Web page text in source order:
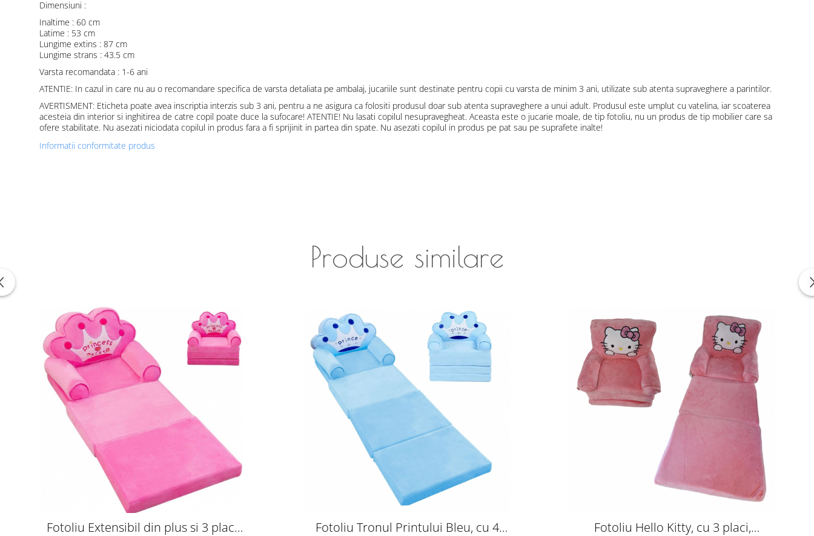
Dimensiuni :
Inaltime : 60 cm
Latime : 53 cm
Lungime extins : 87 cm
Lungime strans : 43.5 cm
Varsta recomandata : 1-6 ani
ATENTIE: In cazul in care nu au o recomandare specifica de varsta detaliata pe ambalaj, jucariile sunt destinate pentru copii cu varsta de minim 3 ani, utilizate sub atenta supraveghere a parintilor.
AVERTISMENT: Eticheta poate avea inscriptia interzis sub 3 ani, pentru a ne asigura ca folositi produsul doar sub atenta supraveghere a unui adult. Produsul este umplut cu vatelina, iar scoaterea
acesteia din interior si inghitirea de catre copil poate duce la sufocare! ATENTIE! Nu lasati copilul nesupravegheat. Aceasta este o jucarie moale, de tip fotoliu, nu un produs de tip mobilier care sa
ofere stabilitate. Nu asezati niciodata copilul in produs fara a fi sprijinit in partea din spate. Nu asezati copilul in produs pe pat sau pe suprafete inalte!
Informatii conformitate produs
Produse similare
Fotoliu Extensibil din plus si 3 placi
Fotoliu Tronul Printului Bleu, cu 4
Fotoliu Hello Kitty, cu 3 placi,